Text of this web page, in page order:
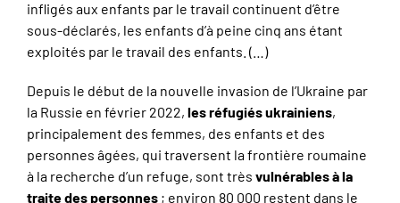
infligés aux enfants par le travail continuent d’être
sous-déclarés, les enfants d’à peine cinq ans étant
exploités par le travail des enfants. (…)
Depuis le début de la nouvelle invasion de l’Ukraine par
la Russie en février 2022, les réfugiés ukrainiens,
principalement des femmes, des enfants et des
personnes âgées, qui traversent la frontière roumaine
à la recherche d’un refuge, sont très vulnérables à la
traite des personnes; environ 80 000 restent dans le